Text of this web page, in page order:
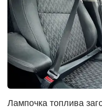
Лампочка топлива